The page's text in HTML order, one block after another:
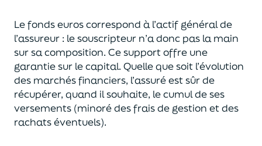
Le fonds euros correspond à l’actif général de
l’assureur : le souscripteur n’a donc pas la main
sur sa composition. Ce support offre une
garantie sur le capital. Quelle que soit l’évolution
des marchés financiers, l’assuré est sûr de
récupérer, quand il souhaite, le cumul de ses
versements (minoré des frais de gestion et des
rachats éventuels).